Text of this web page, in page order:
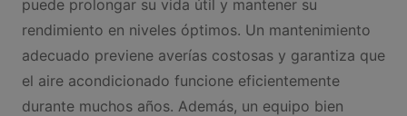
puede prolongar su vida útil y mantener su
rendimiento en niveles óptimos. Un mantenimiento
adecuado previene averías costosas y garantiza que
el aire acondicionado funcione eficientemente
durante muchos años. Además, un equipo bien